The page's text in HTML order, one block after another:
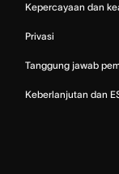
Kepercayaan dan
Privasi
Tanggung jawab
Keberlanjutan dan